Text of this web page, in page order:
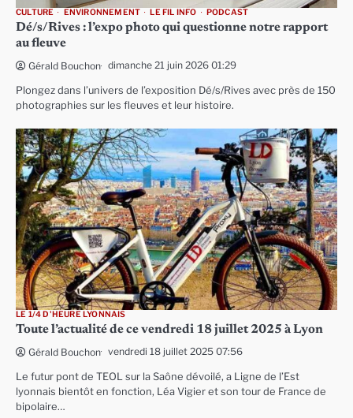
CULTURE ENVIRONNEMENT LE FIL INFO PODCAST
Dé/s/Rives : l’expo photo qui questionne notre rapport
au fleuve
Gérald Bouchon dimanche 21 juin 2026 01:29
Plongez dans l’univers de l’exposition Dé/s/Rives avec près de 150
photographies sur les fleuves et leur histoire.
LE 1/4 D'HEURE LYONNAIS
Toute l’actualité de ce vendredi 18 juillet 2025 à Lyon
Gérald Bouchon vendredi 18 juillet 2025 07:56
Le futur pont de TEOL sur la Saône dévoilé, a Ligne de l’Est
lyonnais bientôt en fonction, Léa Vigier et son tour de France de
bipolaire…